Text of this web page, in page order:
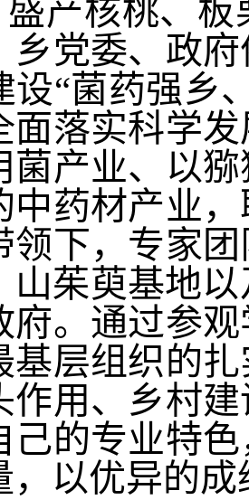
盛产核桃、
乡党委、政
设“菌药强乡
面落实科学
菌产业、以
中药材产业
领下，专家
山茱萸基地
府。通过参
基层组织的
作用、乡村
己的专业特
，以优异的